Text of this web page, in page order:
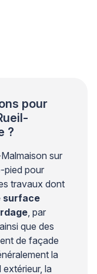
de
pour
?
sur
pied pour
travaux dont
surface
, par
que des
de façade
la
la